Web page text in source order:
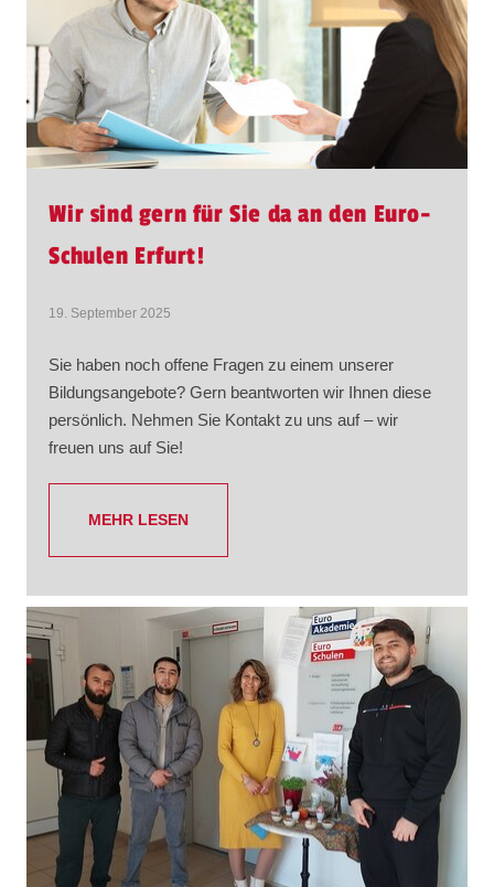
Wir sind gern für Sie da an den Euro-
Schulen Erfurt!
19. September 2025
Sie haben noch offene Fragen zu einem unserer
Bildungsangebote? Gern beantworten wir Ihnen diese
persönlich. Nehmen Sie Kontakt zu uns auf – wir
freuen uns auf Sie!
MEHR LESEN